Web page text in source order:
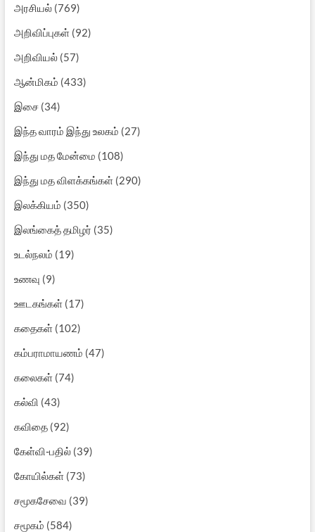
அரசியல்(769)
அறிவிப்புகள்(92)
அறிவியல்(57)
ஆன்மிகம் (433)
இசை(34)
இந்த வாரம் இந்து உலகம் (27)
இந்து மத மேன்மை (108)
இந்து மத விளக்கங்கள்(290)
இலக்கியம் (350)
இலங்கைத் தமிழர் (35)
உடல்நலம் (19)
உணவு (9)
ஊடகங்கள்(17)
கதைகள்(102)
கம்பராமாயணம் (47)
கலைகள்(74)
கல்வி (43)
கவிதை(92)
கேள்வி-பதில்(39)
கோயில்கள்(73)
சமூகசேவை (39)
சமூகம் (584)